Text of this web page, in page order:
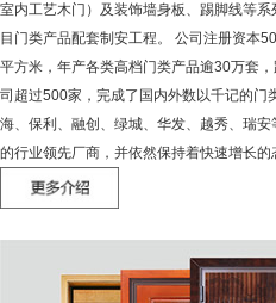
室内工艺木门）及装饰墙身板、踢脚线等
目门类产品配套制安工程。 公司注册资本
平方米，年产各类高档门类产品逾30万套
司超过500家，完成了国内外数以千记的门
海、保利、融创、绿城、华发、越秀、瑞
的行业领先厂商，并依然保持着快速增长的